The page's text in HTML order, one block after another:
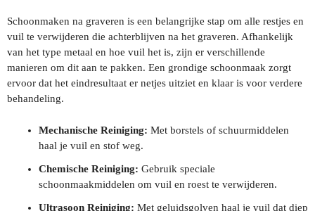
Schoonmaken na graveren is een belangrijke stap om alle restjes en
vuil te verwijderen die achterblijven na het graveren. Afhankelijk
van het type metaal en hoe vuil het is, zijn er verschillende
manieren om dit aan te pakken. Een grondige schoonmaak zorgt
ervoor dat het eindresultaat er netjes uitziet en klaar is voor verdere
behandeling.
Mechanische Reiniging: Met borstels of schuurmiddelen
haal je vuil en stof weg.
Chemische Reiniging: Gebruik speciale
schoonmaakmiddelen om vuil en roest te verwijderen.
Ultrasoon Reiniging: Met geluidsgolven haal je vuil dat diep